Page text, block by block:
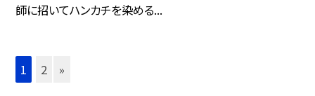
師に招いてハンカチを染める...
1 2 »